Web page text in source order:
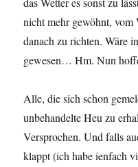
nicht mehr gewöhnt, vom
danach zu richten. Wäre
gewesen… Hm. Nun
Alle, die sich schon
unbehandelte Heu zu
Versprochen. Und falls
klappt (ich habe ienfach